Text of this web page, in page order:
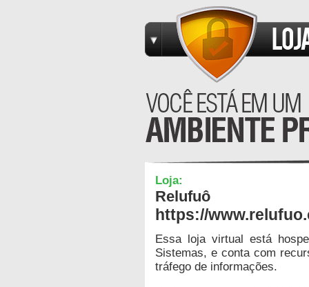
Loja:
Relufuô
https://
Essa loja virtual está
Sistemas, e conta com
tráfego de informações.